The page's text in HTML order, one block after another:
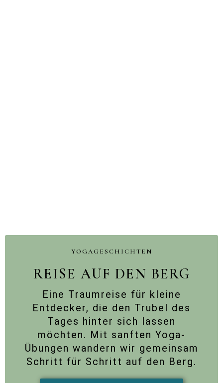
YOGAGESCHICHTEN
REISE AUF DEN BERG
Eine Traumreise für kleine
Entdecker, die den Trubel des
Tages hinter sich lassen
möchten. Mit sanften Yoga-
Übungen wandern wir gemeinsam
Schritt für Schritt auf den Berg.